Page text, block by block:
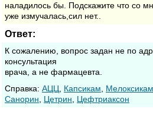
наладилось бы. Подскажите что со
уже измучалась,сил нет..
Ответ:
К сожалению, вопрос задан не по
консультация
врача, а не фармацевта.
Cправка: АЦЦ Капсикам Мелоксикам
Санорин
Цетрин Цефтриаксон